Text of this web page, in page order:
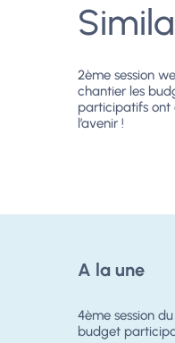
2ème session
chantier les
participatifs ont
l’avenir !
A la une
4ème session
budget